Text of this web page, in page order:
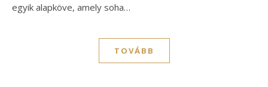
egyik alapköve, amely soha…
TOVÁBB